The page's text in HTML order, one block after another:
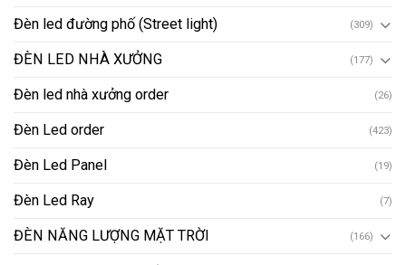
Đèn led đường phố (Street light) (309)
ĐÈN LED NHÀ XƯỞNG (177)
Đèn led nhà xưởng order (26)
Đèn Led order (423)
Đèn Led Panel (19)
Đèn Led Ray (7)
ĐÈN NĂNG LƯỢNG MẶT TRỜI (166)